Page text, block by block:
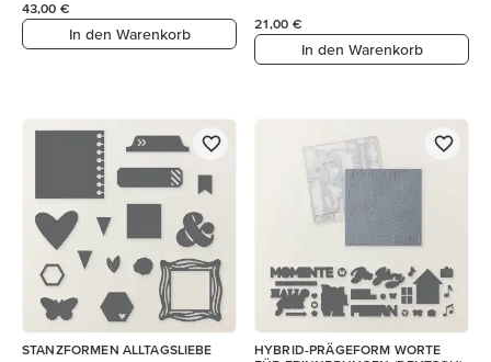
43,00 €
In den Warenkorb
21,00 €
In den Warenkorb
STANZFORMEN ALLTAGSLIEBE
HYBRID-PRÄGEFORM WORTE